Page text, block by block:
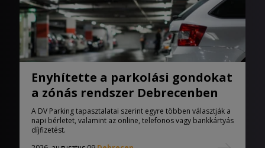
Enyhítette a parkolási gondokat
a zónás rendszer Debrecenben
A DV Parking tapasztalatai szerint egyre többen választják a
napi bérletet, valamint az online, telefonos vagy bankkártyás
díjfizetést.